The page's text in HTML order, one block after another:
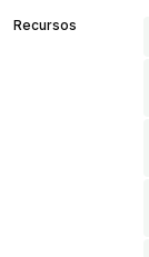
Recursos